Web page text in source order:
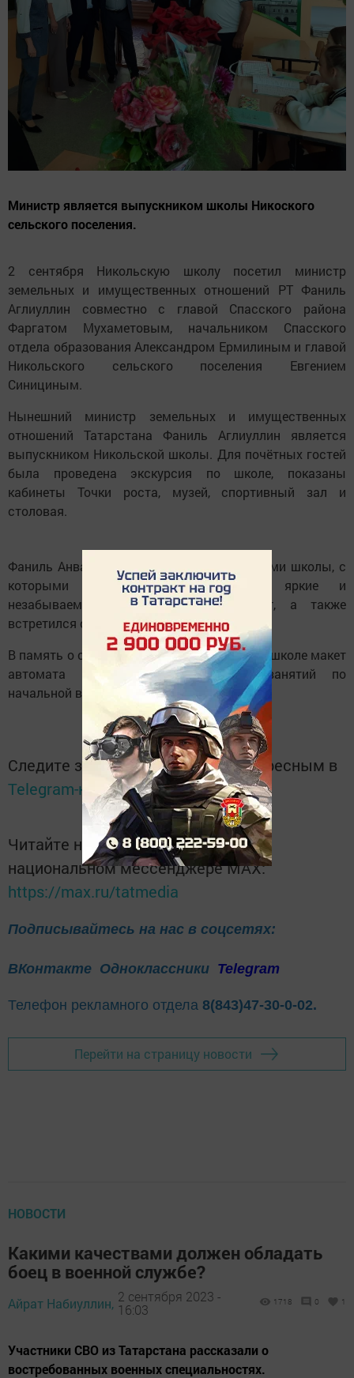
Министр является выпускником школы Никоского
сельского поселения.
2 сентября Никольскую школу посетил министр
земельных и имущественных отношений РТ Фаниль
Аглиуллин совместно с главой Спасского района
Фаргатом Мухаметовым, начальником Спасского
отдела образования Александром Ермилиным и главой
Никольского сельского поселения Евгением
Синициным.
Нынешний министр земельных и имущественных
отношений Татарстана Фаниль Аглиуллин является
выпускником Никольской школы. Для почётных гостей
была проведена экскурсия по школе, показаны
кабинеты Точки роста, музей, спортивный зал и
столовая.
Фаниль Анварович побеседовал с учителями школы, с
которыми с теплотой вспоминали яркие и
незабываемые события школьных лет, а также
встретился со своей первой учительницей.
В память о своём визите министр подарил школе макет
автомата Калашникова (АКМ) для занятий по
начальной военной подготовке.
Следите за самым важным и интересным в
Telegram-каналеТатмедиа
Читайте новости Татарстана в
национальном мессенджере MАХ:
https://max.ru/tatmedia
Подписывайтесь на нас в соцсетях:
ВКонтакте Одноклассники Telegram
Телефон рекламного отдела 8(843)47-30-0-02.
Перейти на страницу новости
НОВОСТИ
Какими качествами должен обладать
боец в военной службе?
Айрат Набиуллин, 2 сентября 2023 -
16:03
1718 0 1
Участники СВО из Татарстана рассказали о
востребованных военных специальностях.